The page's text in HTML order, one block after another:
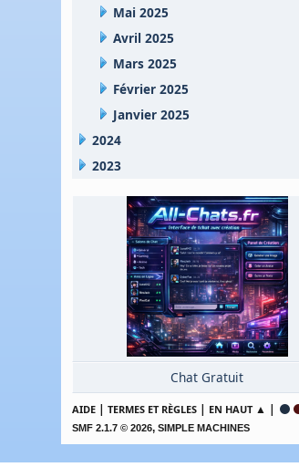
Mai 2025
Avril 2025
Mars 2025
Février 2025
Janvier 2025
2024
2023
Chat Gratuit
AIDE |TERMES ET RÈGLES EN HAUT▲ |
SMF 2.1.7 © 2026,SIMPLE MACHINES